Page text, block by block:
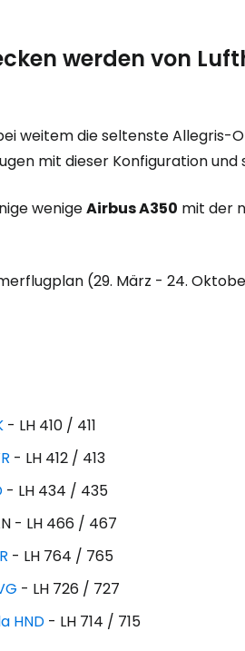
werden von
weitem die seltenste
mit dieser Konfiguration
wenigeAirbus A350 mit der
(29. März - 24.
- LH 410 / 411
- LH 412 / 413
- LH 434 / 435
- LH 466 / 467
- LH 764 / 765
- LH 726 / 727
HND - LH 714 / 715
... die weltweite Reise-